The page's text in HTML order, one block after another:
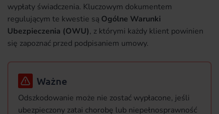
wypłaty świadczenia. Kluczowym dokumentem
regulującym te kwestie są Ogólne Warunki
Ubezpieczenia (OWU), z którymi każdy klient powinien
się zapoznać przed podpisaniem umowy.
Ważne
Odszkodowanie może nie zostać wypłacone, jeśli
ubezpieczony zatai chorobę lub niepełnosprawność